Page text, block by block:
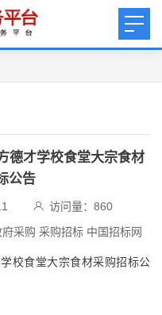
德才学校食堂大宗食材
公告
访问量： 860
采购 采购招标 中国招标网
校食堂大宗食材采购招标公